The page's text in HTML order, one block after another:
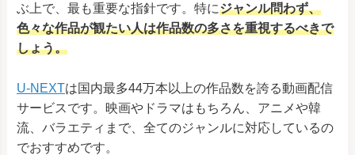
ぶ上で、最も重要な指針です。特にジャンル問わず、
色々な作品が観たい人は作品数の多さを重視するべきで
しょう。
U-NEXTは国内最多44万本以上の作品数を誇る動画配信
サービスです。映画やドラマはもちろん、アニメや韓
流、バラエティまで、全てのジャンルに対応しているの
でおすすめです。